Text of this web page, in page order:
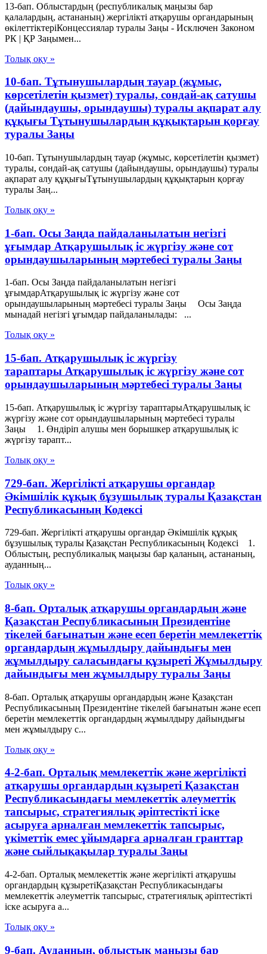
13-бап. Облыстардың (республикалық маңызы бар
қалалардың, астананың) жергiлiктi атқарушы органдарының
өкiлеттiктерiКонцессиялар туралы Заңы - Исключен Законом
РК | ҚР Заңымен...
Толық оқу »
10-бап. Тұтынушылардың тауар (жұмыс,
көрсетілетін қызмет) туралы, сондай-ақ сатушы
(дайындаушы, орындаушы) туралы ақпарат алу
құқығы Тұтынушылардың құқықтарын қорғау
туралы Заңы
10-бап. Тұтынушылардың тауар (жұмыс, көрсетілетін қызмет)
туралы, сондай-ақ сатушы (дайындаушы, орындаушы) туралы
ақпарат алу құқығыТұтынушылардың құқықтарын қорғау
туралы Заң...
Толық оқу »
1-бап. Осы Заңда пайдаланылатын негізгі
ұғымдар Атқарушылық iс жүргiзу және сот
орындаушыларының мәртебесi туралы Заңы
1-бап. Осы Заңда пайдаланылатын негізгі
ұғымдарАтқарушылық iс жүргiзу және сот
орындаушыларының мәртебесi туралы Заңы Осы Заңда
мынадай негізгі ұғымдар пайдаланылады: ...
Толық оқу »
15-бап. Атқарушылық iс жүргiзу
тараптары Атқарушылық iс жүргiзу және сот
орындаушыларының мәртебесi туралы Заңы
15-бап. Атқарушылық iс жүргiзу тараптарыАтқарушылық iс
жүргiзу және сот орындаушыларының мәртебесi туралы
Заңы 1. Өндiрiп алушы мен борышкер атқарушылық iс
жүргiзу тарапт...
Толық оқу »
729-бап. Жергілікті атқарушы органдар
Әкімшілік құқық бұзушылық туралы Қазақстан
Республикасының Кодексі
729-бап. Жергілікті атқарушы органдар Әкімшілік құқық
бұзушылық туралы Қазақстан Республикасының Кодексі 1.
Облыстың, республикалық маңызы бар қаланың, астананың,
ауданның...
Толық оқу »
8-бап. Орталық атқарушы органдардың және
Қазақстан Республикасының Президентіне
тікелей бағынатын және есеп беретін мемлекеттік
органдардың жұмылдыру дайындығы мен
жұмылдыру саласындағы құзыреті Жұмылдыру
дайындығы мен жұмылдыру туралы Заңы
8-бап. Орталық атқарушы органдардың және Қазақстан
Республикасының Президентіне тікелей бағынатын және есеп
беретін мемлекеттік органдардың жұмылдыру дайындығы
мен жұмылдыру с...
Толық оқу »
4-2-бап. Орталық мемлекеттік және жергілікті
атқарушы органдардың құзыреті Қазақстан
Республикасындағы мемлекеттік әлеуметтік
тапсырыс, стратегиялық әріптестікті іске
асыруға арналған мемлекеттік тапсырыс,
үкіметтік емес ұйымдарға арналған гранттар
және сыйлықақылар туралы Заңы
4-2-бап. Орталық мемлекеттік және жергілікті атқарушы
органдардың құзыретіҚазақстан Республикасындағы
мемлекеттік әлеуметтік тапсырыс, стратегиялық әріптестікті
іске асыруға а...
Толық оқу »
9-бап. Ауданның, облыстық маңызы бар